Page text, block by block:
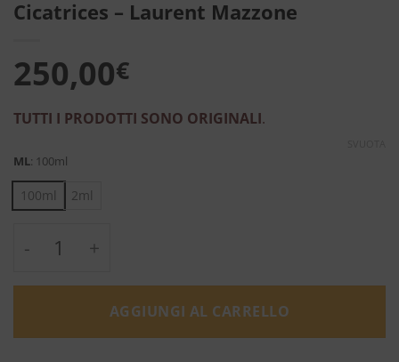
Cicatrices – Laurent Mazzone
250,00€
TUTTI I PRODOTTI SONO ORIGINALI.
ML: 100ml
100ml 2ml
Cicatrices - Laurent Mazzone quantità
AGGIUNGI AL CARRELLO